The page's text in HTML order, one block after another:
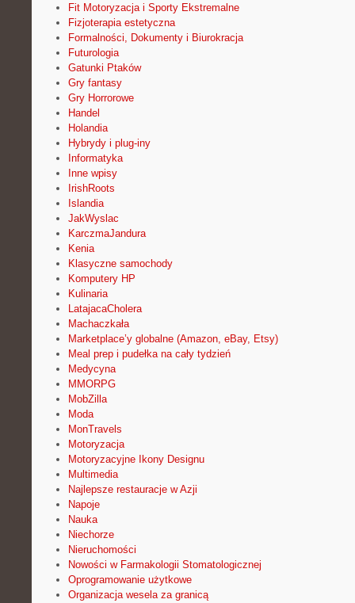
Fit Motoryzacja i Sporty Ekstremalne
Fizjoterapia estetyczna
Formalności, Dokumenty i Biurokracja
Futurologia
Gatunki Ptaków
Gry fantasy
Gry Horrorowe
Handel
Holandia
Hybrydy i plug-iny
Informatyka
Inne wpisy
IrishRoots
Islandia
JakWyslac
KarczmaJandura
Kenia
Klasyczne samochody
Komputery HP
Kulinaria
LatajacaCholera
Machaczkała
Marketplace’y globalne (Amazon, eBay, Etsy)
Meal prep i pudełka na cały tydzień
Medycyna
MMORPG
MobZilla
Moda
MonTravels
Motoryzacja
Motoryzacyjne Ikony Designu
Multimedia
Najlepsze restauracje w Azji
Napoje
Nauka
Niechorze
Nieruchomości
Nowości w Farmakologii Stomatologicznej
Oprogramowanie użytkowe
Organizacja wesela za granicą